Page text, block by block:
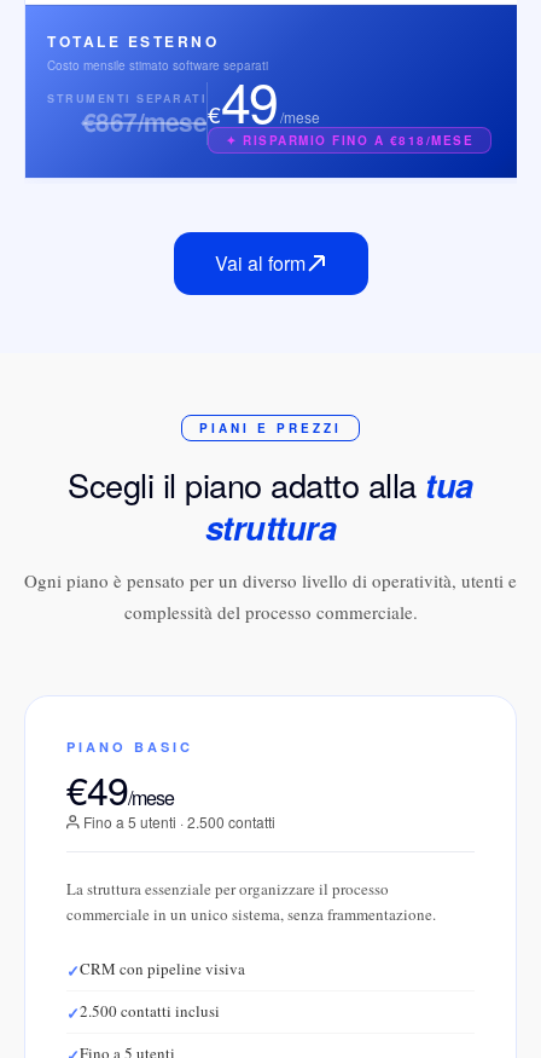
TOTALE ESTERNO
Costo mensile stimato software separati
STRUMENTI SEPARATI
€867/mese€49/mese
✦ RISPARMIO FINO A €818/MESE
Vai al form
PIANI E PREZZI
Scegli il piano adatto alla tua
struttura
Ogni piano è pensato per un diverso livello di operatività, utenti e
complessità del processo commerciale.
PIANO BASIC
€49/mese
Fino a 5 utenti · 2.500 contatti
La struttura essenziale per organizzare il processo
commerciale in un unico sistema, senza frammentazione.
CRM con pipeline visiva
2.500 contatti inclusi
Fino a 5 utenti